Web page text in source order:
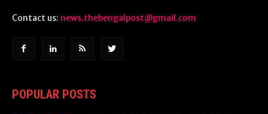
Contact us: news.thebengalpost@gmail.com
POPULAR POSTS